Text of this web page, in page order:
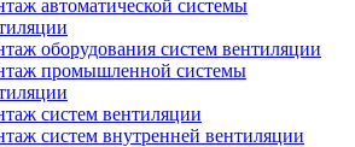
автоматической системы
оборудования систем вентиляции
промышленной системы
систем вентиляции
систем внутренней вентиляции